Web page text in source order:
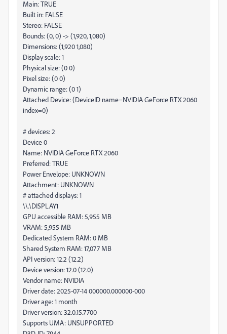
Main: TRUE
Built in: FALSE
Stereo: FALSE
Bounds: (0, 0) -> (1,920, 1,080)
Dimensions: (1,920 1,080)
Display scale: 1
Physical size: (0 0)
Pixel size: (0 0)
Dynamic range: (0 1)
Attached Device: (DeviceID name=NVIDIA GeForce RTX 2060
index=0)
# devices: 2
Device 0
Name: NVIDIA GeForce RTX 2060
Preferred: TRUE
Power Envelope: UNKNOWN
Attachment: UNKNOWN
# attached displays: 1
\\.\DISPLAY1
GPU accessible RAM: 5,955 MB
VRAM: 5,955 MB
Dedicated System RAM: 0 MB
Shared System RAM: 17,077 MB
API version: 12.2 (12.2)
Device version: 12.0 (12.0)
Vendor name: NVIDIA
Driver date: 2025-07-14 000000.000000-000
Driver age: 1 month
Driver version: 32.0.15.7700
Supports UMA: UNSUPPORTED